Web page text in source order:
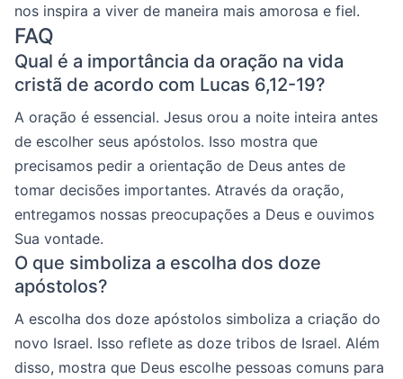
nos inspira a viver de maneira mais amorosa e fiel.
FAQ
Qual é a importância da oração na vida
cristã de acordo com Lucas 6,12-19?
A oração é essencial. Jesus orou a noite inteira antes
de escolher seus apóstolos. Isso mostra que
precisamos pedir a orientação de Deus antes de
tomar decisões importantes. Através da oração,
entregamos nossas preocupações a Deus e ouvimos
Sua vontade.
O que simboliza a escolha dos doze
apóstolos?
A escolha dos doze apóstolos simboliza a criação do
novo Israel. Isso reflete as doze tribos de Israel. Além
disso, mostra que Deus escolhe pessoas comuns para